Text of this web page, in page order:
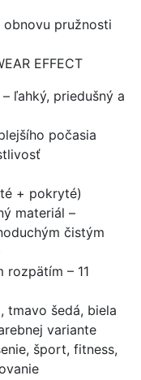
pružnosti
EFFECT
– ľahký, priedušný a
počasia
+ pokryté)
materiál –
čistým
– 11
tmavo šedá, biela
variante
šport, fitness,